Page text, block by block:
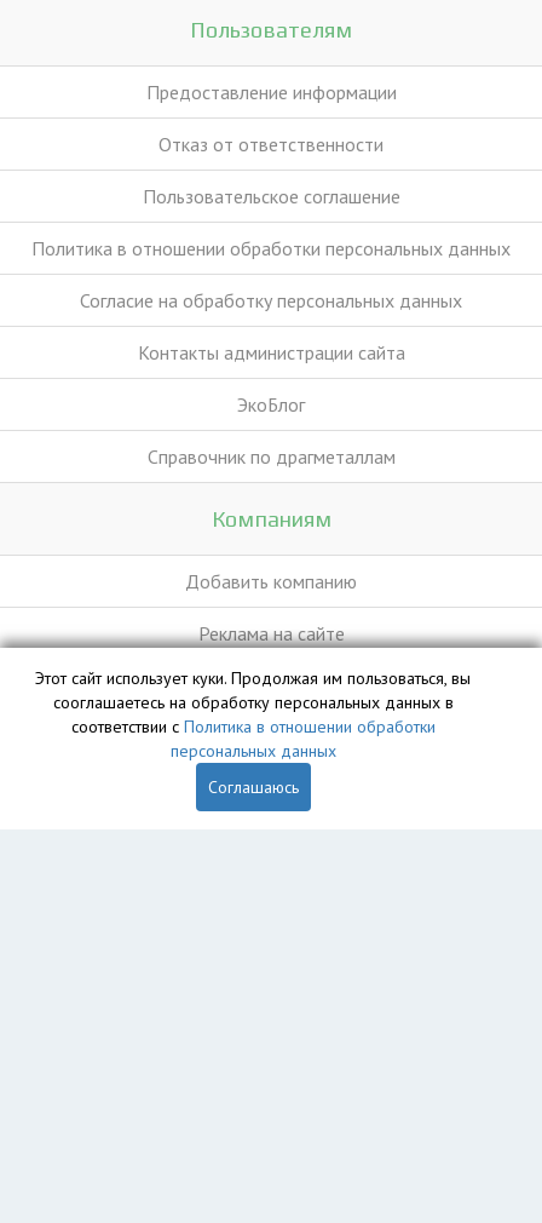
Пользователям
Предоставление информации
Отказ от ответственности
Пользовательское соглашение
Политика в отношении обработки персональных данных
Согласие на обработку персональных данных
Контакты администрации сайта
ЭкоБлог
Справочник по драгметаллам
Компаниям
Добавить компанию
Реклама на сайте
База данных сайта vyvoz.org является интеллектуальной
собственностью ООО «Профит» и охраняется законом.
Этот сайт использует куки. Продолжая им пользоваться, вы
сооглашаетесь на обработку персональных данных в
соответствии с Политика в отношении обработки
персональных данных
Соглашаюсь